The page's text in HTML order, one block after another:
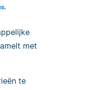
met
te